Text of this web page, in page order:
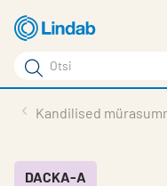
Mine
põhisisu
juurde
Otsi
Otsi
Meist
Kandilised
DACKA-A